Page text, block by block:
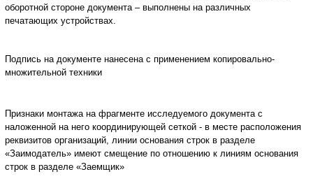
оборотной стороне документа – выполнены на различных
печатающих устройствах.
Подпись на документе нанесена с применением копировально-
множительной техники
Признаки монтажа на фрагменте исследуемого документа с
наложенной на него координирующей сеткой - в месте расположения
реквизитов организаций, линии основания строк в разделе
«Заимодатель» имеют смещение по отношению к линиям основания
строк в разделе «Заемщик»